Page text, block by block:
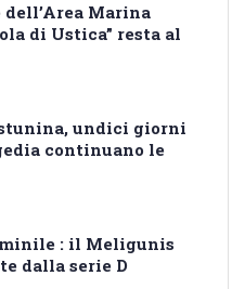
dell’Area Marina
di Ustica” resta al
undici giorni
continuano le
: il Meligunis
dalla serie D